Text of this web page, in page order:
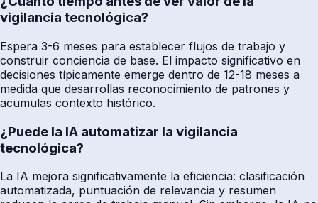
vigilancia tecnológica?
Espera 3-6 meses para establecer flujos de trabajo y
construir conciencia de base. El impacto significativo en
decisiones típicamente emerge dentro de 12-18 meses a
medida que desarrollas reconocimiento de patrones y
acumulas contexto histórico.
¿Puede la IA automatizar la vigilancia
tecnológica?
La IA mejora significativamente la eficiencia: clasificación
automatizada, puntuación de relevancia y resumen